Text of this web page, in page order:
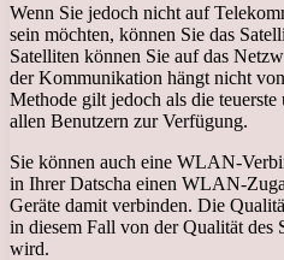
Wenn Sie jedoch nicht auf
sein möchten, können Sie das
Satelliten können Sie auf das
der Kommunikation hängt nicht
Methode gilt jedoch als die
allen Benutzern zur Verfügung.
Sie können auch eine WLAN-
in Ihrer Datscha einen WLAN-
Geräte damit verbinden. Die
in diesem Fall von der Qualität des
wird.